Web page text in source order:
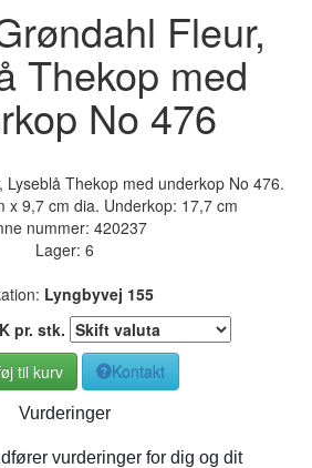
Fleur,
Thekop med
No 476
Lyseblå Thekop med underkop No 476.
x 9,7 cm dia. Underkop: 17,7 cm
nummer: 420237
Lager: 6
Lyngbyvej 155
pr. stk.
til kurv
Kontakt
Vurderinger
vurderinger for dig og dit